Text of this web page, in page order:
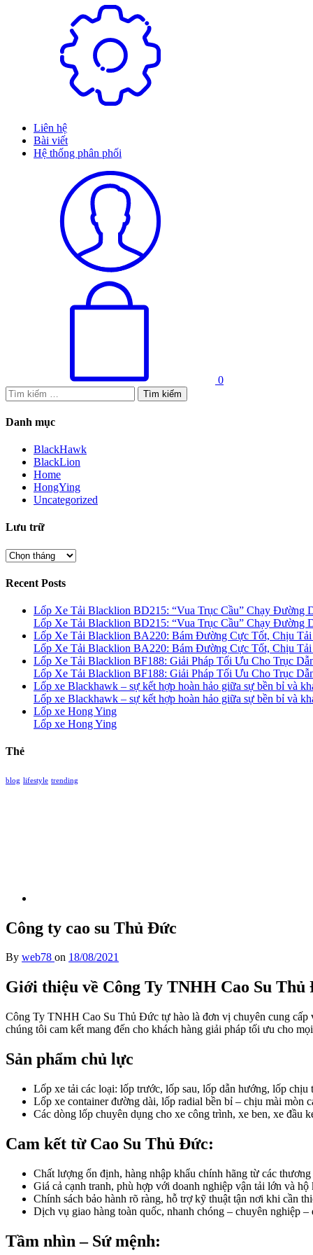
Liên hệ
Bài viết
Hệ thống phân phối
0
Tìm
kiếm
cho:
Danh mục
BlackHawk
BlackLion
Home
HongYing
Uncategorized
Lưu trữ
Lưu
Recent Posts
Lốp Xe Tải Blacklion BD215: “Vua Trục Cầu” Chạy
Lốp Xe Tải Blacklion BD215: “Vua Trục Cầu” Chạy
Lốp Xe Tải Blacklion BA220: Bám Đường Cực Tốt, Chịu Tải
Lốp Xe Tải Blacklion BA220: Bám Đường Cực Tốt, Chịu Tải
Lốp Xe Tải Blacklion BF188: Giải Pháp Tối Ưu Cho Trục
Lốp Xe Tải Blacklion BF188: Giải Pháp Tối Ưu Cho Trục
Lốp xe Blackhawk – sự kết hợp hoàn hảo giữa sự bền bỉ và
Lốp xe Blackhawk – sự kết hợp hoàn hảo giữa sự bền bỉ và
Lốp xe Hong Ying
Lốp xe Hong Ying
Thẻ
blog lifestyle trending
Công ty cao su Thủ Đức
By web78 on 18/08/2021
Giới thiệu về Công Ty TNHH Cao Su Thủ
Công Ty TNHH Cao Su Thủ Đức tự hào là đơn vị chuyên cung cấp
chúng tôi cam kết mang đến cho khách hàng giải pháp tối ưu cho
Sản phẩm chủ lực
Lốp xe tải các loại: lốp trước, lốp sau, lốp dẫn hướng, lốp chịu
Lốp xe container đường dài, lốp radial bền bỉ – chịu mài mòn
Các dòng lốp chuyên dụng cho xe công trình, xe ben, xe đầu
Cam kết từ Cao Su Thủ Đức:
Chất lượng ổn định, hàng nhập khẩu chính hãng từ các
Giá cả cạnh tranh, phù hợp với doanh nghiệp vận tải lớn và hộ
Chính sách bảo hành rõ ràng, hỗ trợ kỹ thuật tận nơi khi cần
Dịch vụ giao hàng toàn quốc, nhanh chóng – chuyên nghiệp –
Tầm nhìn – Sứ mệnh: